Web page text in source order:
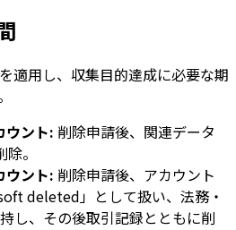
適用し、収集目的達成に必要な期
ウント: 削除申請後、関連データ
。
ウント: 削除申請後、アカウント
deleted」として扱い、法務・
し、その後取引記録とともに削